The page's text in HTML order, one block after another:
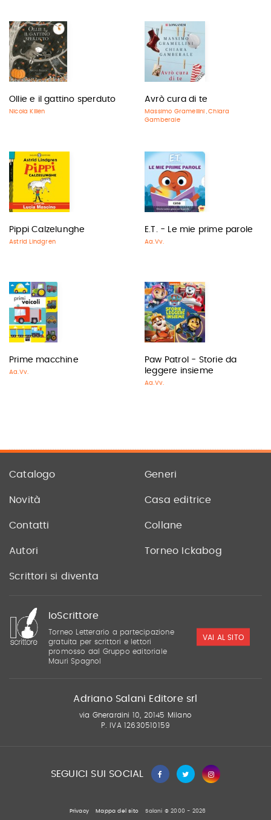
Ollie e il gattino sperduto
Nicola Killen
Avrò cura di te
Massimo Gramellini ,Chiara
Gamberale
Pippi Calzelunghe
Astrid Lindgren
E.T. - Le mie prime parole
Aa.Vv.
Prime macchine
Aa.Vv.
Paw Patrol - Storie da
leggere insieme
Aa.Vv.
Catalogo Generi
Novità Casa editrice
Contatti Collane
Autori Torneo Ickabog
Scrittori si diventa
IoScrittore
Torneo Letterario a partecipazione
gratuita per scrittori e lettori
promosso dal Gruppo editoriale
Mauri Spagnol
VAI AL SITO
Adriano Salani Editore srl
via Gherardini 10, 20145 Milano
P. IVA 12630510159
SEGUICI SUI SOCIAL
Privacy Mappa del sito Salani © 2000 - 2026